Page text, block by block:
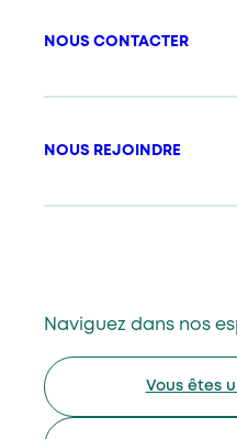
NOUS CONTACTER
NOUS REJOINDRE
Naviguez dans nos
Vous êtes